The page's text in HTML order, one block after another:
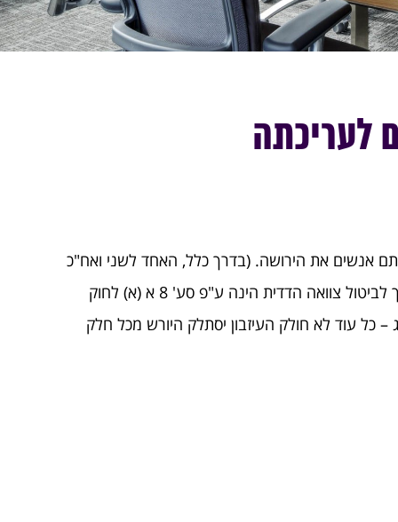
לעריכתה
אנשים את הירושה. (בדרך כלל, האחד לשני ואח"כ
לאותם יורשים). להבדיל מצוואה רגילה אותה ניתן לבטל בכל עת אם ע"י השמדתה ואם ע"י חתימה על צוואה אחרת. הדרך לביטול צוואה הדדית הינה ע"פ סע' 8 א (א) לחוק
כל עוד לא חולק העיזבון יסתלק היורש מכל חלק